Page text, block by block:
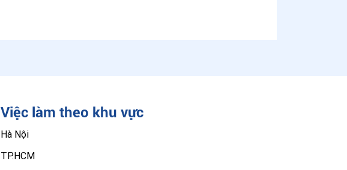
Việc làm theo khu vực
Hà Nội
TP.HCM